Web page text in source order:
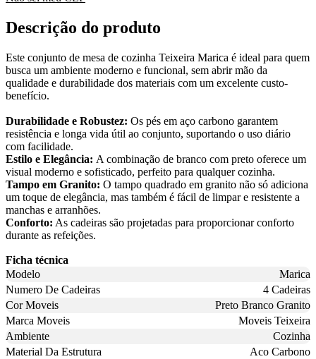
Descrição do produto
Este conjunto de mesa de cozinha Teixeira Marica é ideal para quem
busca um ambiente moderno e funcional, sem abrir mão da
qualidade e durabilidade dos materiais com um excelente custo-
benefício.
Durabilidade e Robustez: Os pés em aço carbono garantem
resistência e longa vida útil ao conjunto, suportando o uso diário
com facilidade.
Estilo e Elegância: A combinação de branco com preto oferece um
visual moderno e sofisticado, perfeito para qualquer cozinha.
Tampo em Granito: O tampo quadrado em granito não só adiciona
um toque de elegância, mas também é fácil de limpar e resistente a
manchas e arranhões.
Conforto: As cadeiras são projetadas para proporcionar conforto
durante as refeições.
Ficha técnica
Modelo
Marica
Numero De Cadeiras
4 Cadeiras
Cor Moveis
Preto Branco Granito
Marca Moveis
Moveis Teixeira
Ambiente
Cozinha
Material Da Estrutura
Aco Carbono